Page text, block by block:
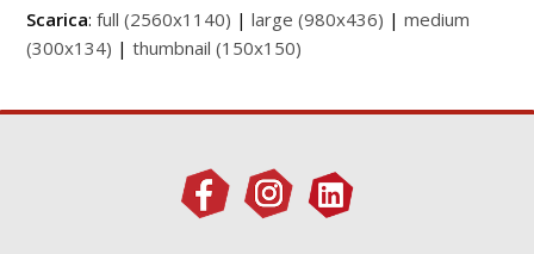
Scarica:full (2560x1140) |large (980x436) |medium
(300x134) |thumbnail (150x150)